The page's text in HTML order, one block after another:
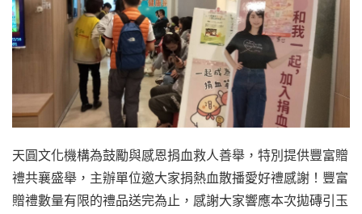
天圓文化機構為鼓勵與感恩捐血救人善舉，特別提供豐富贈
禮共襄盛舉，主辦單位邀大家捐熱血散播愛好禮感謝！豐富
贈禮數量有限的禮品送完為止，感謝大家響應本次拋磚引玉